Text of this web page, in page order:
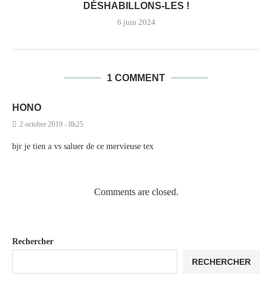
DÉSHABILLONS-LES !
6 juin 2024
1 COMMENT
HONO
2 octobre 2019 - 8h25
bjr je tien a vs saluer de ce mervieuse tex
Comments are closed.
Rechercher
RECHERCHER